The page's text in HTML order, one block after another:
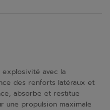
avec la
des renforts latéraux et
absorbe et restitue
une propulsion maximale